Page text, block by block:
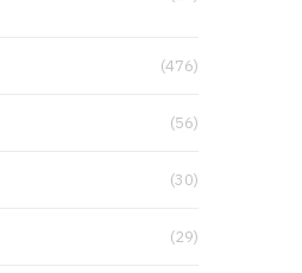
(476)
(56)
(30)
(29)